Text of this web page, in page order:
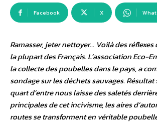
Facebook X
Ramasser, jeter nettoyer… Voilà des
la plupart des Français. L’association Eco-
la collecte des poubelles dans le pays, a
sondage sur les déchets sauvages.
quart d’entre nous laisse des saletés
principales de cet incivisme, les aires
routes se transforment en véritable